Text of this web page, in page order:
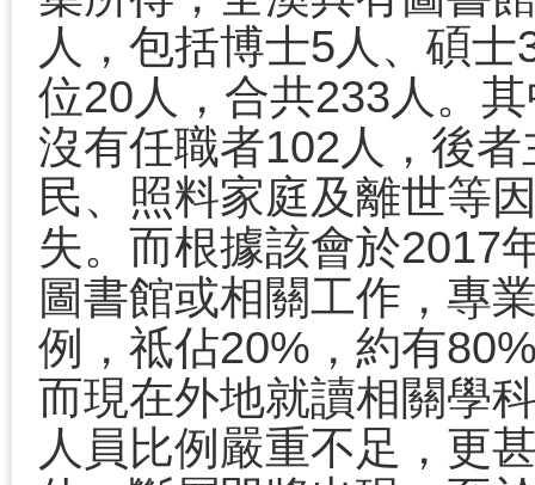
人，包括博士5人、碩士
位20人，合共233人。
沒有任職者102人，後
民、照料家庭及離世等
失。而根據該會於2017
圖書館或相關工作，專
例，祗佔20% ，約有
而現在外地就讀相關學
人員比例嚴重不足，更